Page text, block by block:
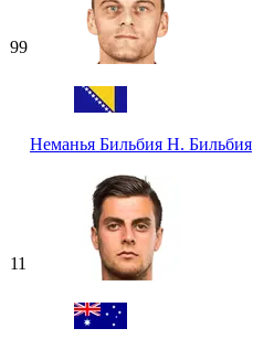
99
Неманья Бильбия Н. Бильбия
11